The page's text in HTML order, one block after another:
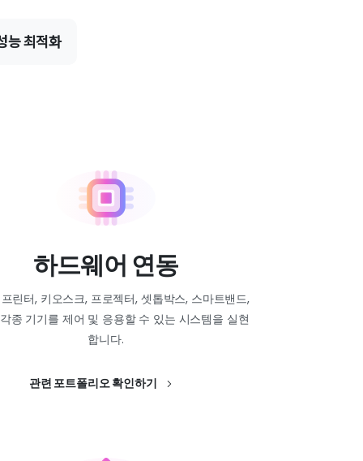
능 최적화
하드웨어 연동
린터, 키오스크, 프로젝터, 셋톱박스, 스마트밴드,
종 기기를 제어 및 응용할 수 있는 시스템을 실현
합니다.
관련 포트폴리오 확인하기